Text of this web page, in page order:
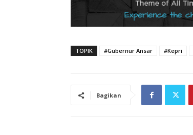
TOPIK #Gubernur Ansar #Kepri
Bagikan